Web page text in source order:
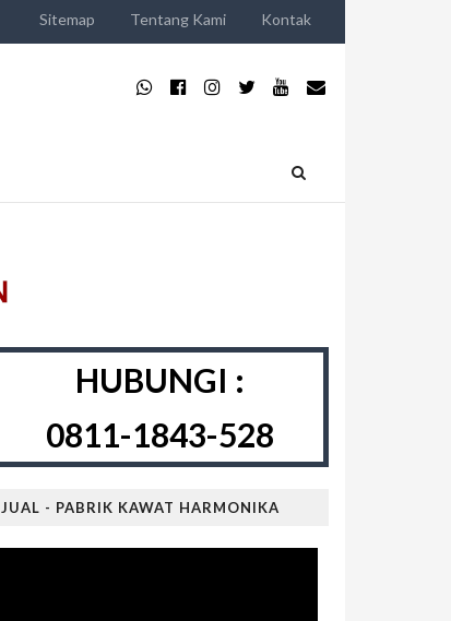
Sitemap Tentang Kami Kontak
HUBUNGI :
0811-1843-528
JUAL - PABRIK KAWAT HARMONIKA